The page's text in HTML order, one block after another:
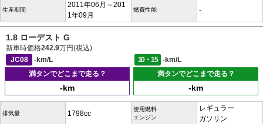
生産期間
2011年06月～201
1年09月
燃費性能 -
1.8 ローデスト G
新車時価格242.9万円(税込)
JC08
-km/L 10・15
-km/L
満タンでどこまで走る？
-km
満タンでどこまで走る？
-km
排気量 1798cc
使用燃料
エンジン
レギュラー
ガソリン